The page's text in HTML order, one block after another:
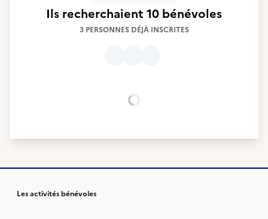
Ils recherchaient 10 bénévoles
3 PERSONNES DÉJÀ INSCRITES
Chargement...
Les activités bénévoles